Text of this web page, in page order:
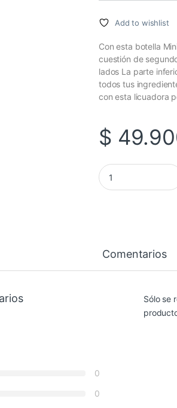
Add to wishlist
Con esta botella
cuestión de
lados La parte
todos tus
con esta licuadora
$
Mini Licuadora
Comentarios
0
0
Sólo se